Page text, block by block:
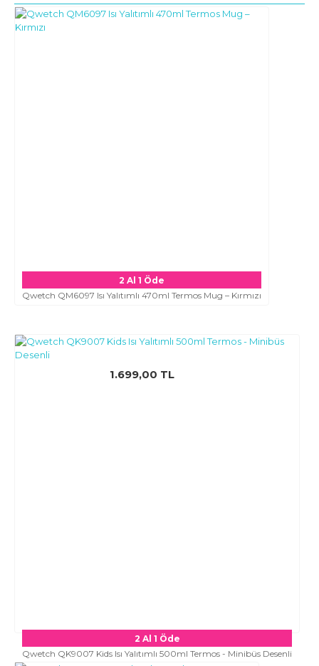
2 Al 1 Öde
Qwetch QM6097 Isı Yalıtımlı 470ml Termos Mug – Kırmızı
1.699,00 TL
2 Al 1 Öde
Qwetch QK9007 Kids Isı Yalıtımlı 500ml Termos - Minibüs Desenli